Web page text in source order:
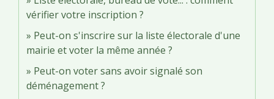
vérifier votre inscription ?
Peut-on s'inscrire sur la liste électorale d'une
mairie et voter la même année ?
Peut-on voter sans avoir signalé son
déménagement ?